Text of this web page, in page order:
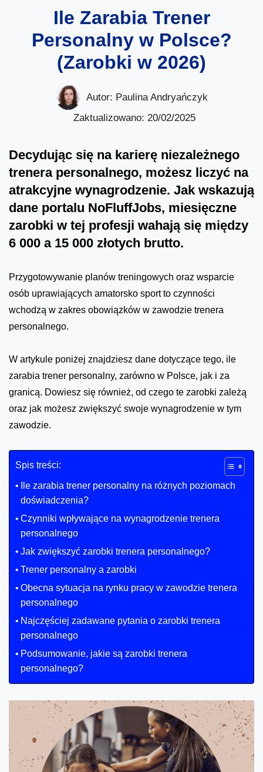
Ile Zarabia Trener
Personalny w Polsce?
(Zarobki w 2026)
Autor: Paulina Andryańczyk
Zaktualizowano: 20/02/2025
Decydując się na karierę niezależnego
trenera personalnego, możesz liczyć na
atrakcyjne wynagrodzenie. Jak wskazują
dane portalu NoFluffJobs, miesięczne
zarobki w tej profesji wahają się między
6 000 a 15 000 złotych brutto.
Przygotowywanie planów treningowych oraz wsparcie
osób uprawiających amatorsko sport to czynności
wchodzą w zakres obowiązków w zawodzie trenera
personalnego.
W artykule poniżej znajdziesz dane dotyczące tego, ile
zarabia trener personalny, zarówno w Polsce, jak i za
granicą. Dowiesz się również, od czego te zarobki zależą
oraz jak możesz zwiększyć swoje wynagrodzenie w tym
zawodzie.
Spis treści:
Ile zarabia trener personalny na różnych poziomach
doświadczenia?
Czynniki wpływające na wynagrodzenie trenera
personalnego
Jak zwiększyć zarobki trenera personalnego?
Trener personalny a zarobki
Obecna sytuacja na rynku pracy w zawodzie trenera
personalnego
Najczęściej zadawane pytania o zarobki trenera
personalnego
Podsumowanie, jakie są zarobki trenera
personalnego?